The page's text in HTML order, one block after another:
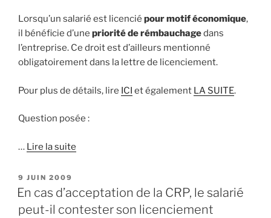
Lorsqu’un salarié est licencié pour motif économique,
il bénéficie d’une priorité de rémbauchagedans
l’entreprise. Ce droit est d’ailleurs mentionné
obligatoirement dans la lettre de licenciement.
Pour plus de détails, lire ICI et également LA SUITE.
Question posée :
… Lire la suite
PUBLIÉ
LE
9 JUIN 2009
En cas d’acceptation de la CRP, le salarié
peut-il contester son licenciement